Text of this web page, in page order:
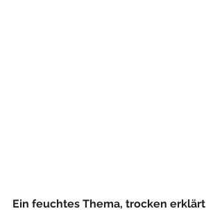
Ein feuchtes Thema, trocken erklärt